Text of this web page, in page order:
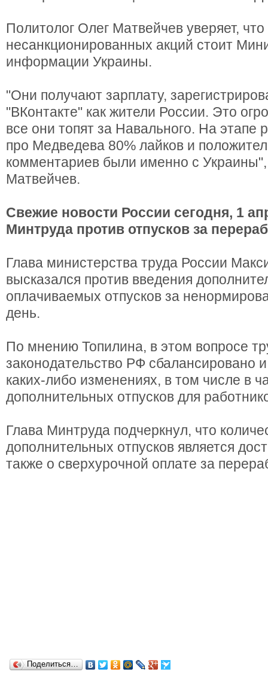
Политолог Олег Матвейчев уверяет, что
несанкционированных акций стоит
информации Украины.
"Они получают зарплату,
"ВКонтакте" как жители России. Это
все они топят за Навального. На этапе
про Медведева 80% лайков и
комментариев были именно с Украины",
Матвейчев.
Свежие новости России сегодня, 1
Минтруда против отпусков за
Глава министерства труда России
высказался против введения
оплачиваемых отпусков за
день.
По мнению Топилина, в этом вопросе
законодательство РФ сбалансировано
каких-либо изменениях, в том числе в
дополнительных отпусков для
Глава Минтруда подчеркнул, что
дополнительных отпусков является
также о сверхурочной оплате за
Поделиться…